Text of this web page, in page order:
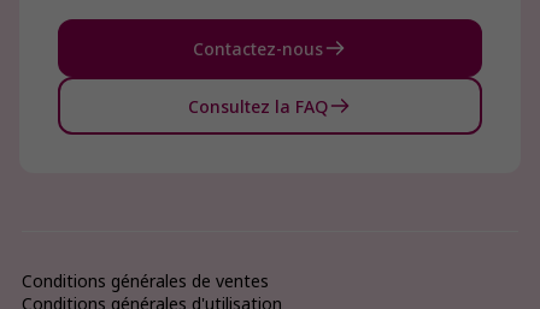
Contactez-nous
Consultez la FAQ
Conditions générales de ventes
Conditions générales d'utilisation